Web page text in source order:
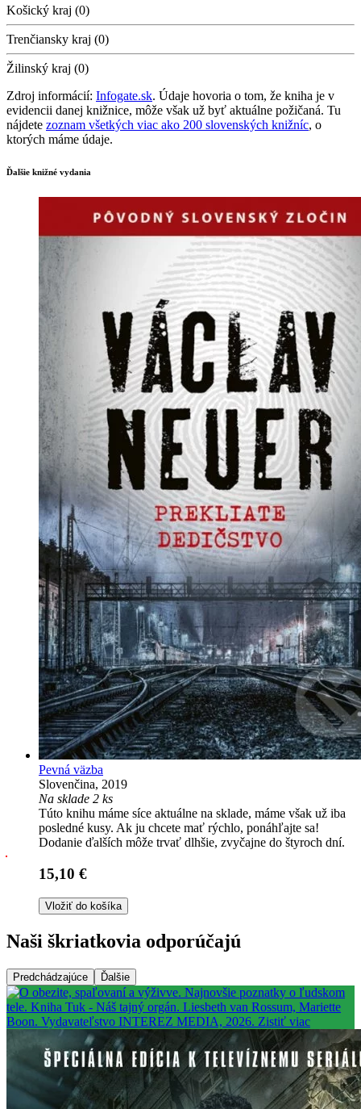
Košický kraj (0)
Trenčiansky kraj (0)
Žilinský kraj (0)
Zdroj informácií: Infogate.sk. Údaje hovoria o tom, že kniha je v
evidencii danej knižnice, môže však už byť aktuálne požičaná. Tu
nájdete zoznam všetkých viac ako 200 slovenských knižníc, o
ktorých máme údaje.
Ďalšie knižné vydania
Pevná väzba
Slovenčina, 2019
Na sklade 2 ks
Túto knihu máme síce aktuálne na sklade, máme však už iba
posledné kusy. Ak ju chcete mať rýchlo, ponáhľajte sa!
Dodanie ďalších môže trvať dlhšie, zvyčajne do štyroch dní.
15,10 €
Vložiť do košíka
Naši škriatkovia odporúčajú
Predchádzajúce Ďalšie